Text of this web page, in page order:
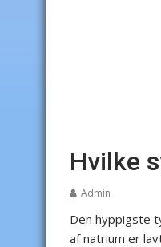
Hvilke
Admin
Den hyppigste
af natrium er